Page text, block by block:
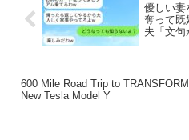
優しい妻
奪って既
夫「文句
600 Mile Road Trip to
New Tesla Model Y